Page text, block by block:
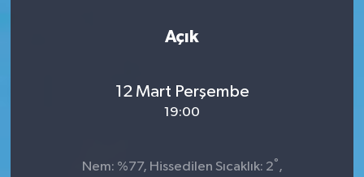
Açık
12 Mart Perşembe
19:00
Nem: %77, Hissedilen Sıcaklık: 2° ,